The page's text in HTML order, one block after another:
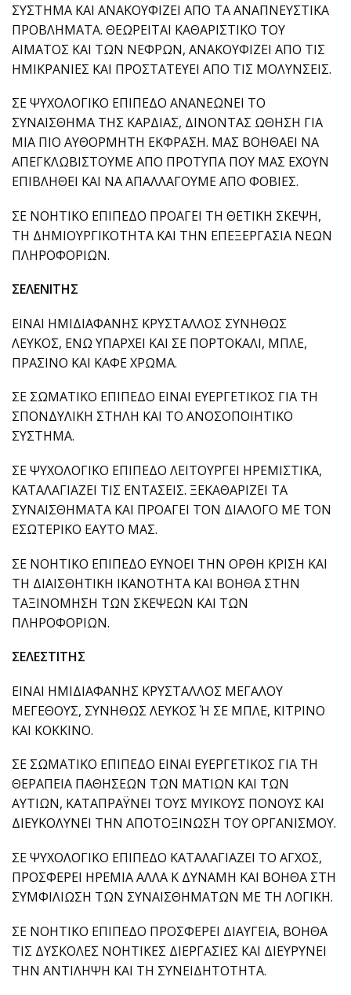
ΣΥΣΤΗΜΑ ΚΑΙ ΑΝΑΚΟΥΦΙΖΕΙ ΑΠΟ ΤΑ ΑΝΑΠΝΕΥΣΤΙΚΑ
ΠΡΟΒΛΗΜΑΤΑ. ΘΕΩΡΕΙΤΑΙ ΚΑΘΑΡΙΣΤΙΚΟ ΤΟΥ
ΑΙΜΑΤΟΣ ΚΑΙ ΤΩΝ ΝΕΦΡΩΝ, ΑΝΑΚΟΥΦΙΖΕΙ ΑΠΟ ΤΙΣ
ΗΜΙΚΡΑΝΙΕΣ ΚΑΙ ΠΡΟΣΤΑΤΕΥΕΙ ΑΠΟ ΤΙΣ ΜΟΛΥΝΣΕΙΣ.
ΣΕ ΨΥΧΟΛΟΓΙΚΟ ΕΠΙΠΕΔΟ ΑΝΑΝΕΩΝΕΙ ΤΟ
ΣΥΝΑΙΣΘΗΜΑ ΤΗΣ ΚΑΡΔΙΑΣ, ΔΙΝΟΝΤΑΣ ΩΘΗΣΗ ΓΙΑ
ΜΙΑ ΠΙΟ ΑΥΘΟΡΜΗΤΗ ΕΚΦΡΑΣΗ. ΜΑΣ ΒΟΗΘΑΕΙ ΝΑ
ΑΠΕΓΚΛΩΒΙΣΤΟΥΜΕ ΑΠΟ ΠΡΟΤΥΠΑ ΠΟΥ ΜΑΣ ΕΧΟΥΝ
ΕΠΙΒΛΗΘΕΙ ΚΑΙ ΝΑ ΑΠΑΛΛΑΓΟΥΜΕ ΑΠΟ ΦΟΒΙΕΣ.
ΣΕ ΝΟΗΤΙΚΟ ΕΠΙΠΕΔΟ ΠΡΟΑΓΕΙ ΤΗ ΘΕΤΙΚΗ ΣΚΕΨΗ,
ΤΗ ΔΗΜΙΟΥΡΓΙΚΟΤΗΤΑ ΚΑΙ ΤΗΝ ΕΠΕΞΕΡΓΑΣΙΑ ΝΕΩΝ
ΠΛΗΡΟΦΟΡΙΩΝ.
ΣΕΛΕΝΙΤΗΣ
ΕΙΝΑΙ ΗΜΙΔΙΑΦΑΝΗΣ ΚΡΥΣΤΑΛΛΟΣ ΣΥΝΗΘΩΣ
ΛΕΥΚΟΣ, ΕΝΩ ΥΠΑΡΧΕΙ ΚΑΙ ΣΕ ΠΟΡΤΟΚΑΛΙ, ΜΠΛΕ,
ΠΡΑΣΙΝΟ ΚΑΙ ΚΑΦΕ ΧΡΩΜΑ.
ΣΕ ΣΩΜΑΤΙΚΟ ΕΠΙΠΕΔΟ ΕΙΝΑΙ ΕΥΕΡΓΕΤΙΚΟΣ ΓΙΑ ΤΗ
ΣΠΟΝΔΥΛΙΚΗ ΣΤΗΛΗ ΚΑΙ ΤΟ ΑΝΟΣΟΠΟΙΗΤΙΚΟ
ΣΥΣΤΗΜΑ.
ΣΕ ΨΥΧΟΛΟΓΙΚΟ ΕΠΙΠΕΔΟ ΛΕΙΤΟΥΡΓΕΙ ΗΡΕΜΙΣΤΙΚΑ,
ΚΑΤΑΛΑΓΙΑΖΕΙ ΤΙΣ ΕΝΤΑΣΕΙΣ. ΞΕΚΑΘΑΡΙΖΕΙ ΤΑ
ΣΥΝΑΙΣΘΗΜΑΤΑ ΚΑΙ ΠΡΟΑΓΕΙ ΤΟΝ ΔΙΑΛΟΓΟ ΜΕ ΤΟΝ
ΕΣΩΤΕΡΙΚΟ ΕΑΥΤΟ ΜΑΣ.
ΣΕ ΝΟΗΤΙΚΟ ΕΠΙΠΕΔΟ ΕΥΝΟΕΙ ΤΗΝ ΟΡΘΗ ΚΡΙΣΗ ΚΑΙ
ΤΗ ΔΙΑΙΣΘΗΤΙΚΗ ΙΚΑΝΟΤΗΤΑ ΚΑΙ ΒΟΗΘΑ ΣΤΗΝ
ΤΑΞΙΝΟΜΗΣΗ ΤΩΝ ΣΚΕΨΕΩΝ ΚΑΙ ΤΩΝ
ΠΛΗΡΟΦΟΡΙΩΝ.
ΣΕΛΕΣΤΙΤΗΣ
ΕΙΝΑΙ ΗΜΙΔΙΑΦΑΝΗΣ ΚΡΥΣΤΑΛΛΟΣ ΜΕΓΑΛΟΥ
ΜΕΓΕΘΟΥΣ, ΣΥΝΗΘΩΣ ΛΕΥΚΟΣ Ή ΣΕ ΜΠΛΕ, ΚΙΤΡΙΝΟ
ΚΑΙ ΚΟΚΚΙΝΟ.
ΣΕ ΣΩΜΑΤΙΚΟ ΕΠΙΠΕΔΟ ΕΙΝΑΙ ΕΥΕΡΓΕΤΙΚΟΣ ΓΙΑ ΤΗ
ΘΕΡΑΠΕΙΑ ΠΑΘΗΣΕΩΝ ΤΩΝ ΜΑΤΙΩΝ ΚΑΙ ΤΩΝ
ΑΥΤΙΩΝ, ΚΑΤΑΠΡΑΫΝΕΙ ΤΟΥΣ ΜΥΪΚΟΥΣ ΠΟΝΟΥΣ ΚΑΙ
ΔΙΕΥΚΟΛΥΝΕΙ ΤΗΝ ΑΠΟΤΟΞΙΝΩΣΗ ΤΟΥ ΟΡΓΑΝΙΣΜΟΥ.
ΣΕ ΨΥΧΟΛΟΓΙΚΟ ΕΠΙΠΕΔΟ ΚΑΤΑΛΑΓΙΑΖΕΙ ΤΟ ΑΓΧΟΣ,
ΠΡΟΣΦΕΡΕΙ ΗΡΕΜΙΑ ΑΛΛΑ Κ ΔΥΝΑΜΗ ΚΑΙ ΒΟΗΘΑ ΣΤΗ
ΣΥΜΦΙΛΙΩΣΗ ΤΩΝ ΣΥΝΑΙΣΘΗΜΑΤΩΝ ΜΕ ΤΗ ΛΟΓΙΚΗ.
ΣΕ ΝΟΗΤΙΚΟ ΕΠΙΠΕΔΟ ΠΡΟΣΦΕΡΕΙ ΔΙΑΥΓΕΙΑ, ΒΟΗΘΑ
ΤΙΣ ΔΥΣΚΟΛΕΣ ΝΟΗΤΙΚΕΣ ΔΙΕΡΓΑΣΙΕΣ ΚΑΙ ΔΙΕΥΡΥΝΕΙ
ΤΗΝ ΑΝΤΙΛΗΨΗ ΚΑΙ ΤΗ ΣΥΝΕΙΔΗΤΟΤΗΤΑ.